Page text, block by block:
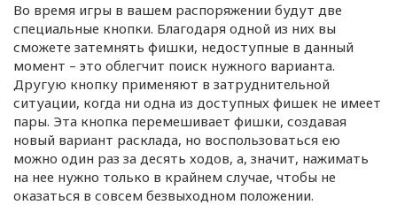
Во время игры в вашем распоряжении будут две
специальные кнопки. Благодаря одной из них вы
сможете затемнять фишки, недоступные в данный
момент – это облегчит поиск нужного варианта.
Другую кнопку применяют в затруднительной
ситуации, когда ни одна из доступных фишек не имеет
пары. Эта кнопка перемешивает фишки, создавая
новый вариант расклада, но воспользоваться ею
можно один раз за десять ходов, а, значит, нажимать
на нее нужно только в крайнем случае, чтобы не
оказаться в совсем безвыходном положении.